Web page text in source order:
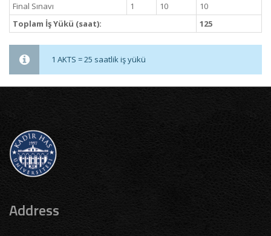
Final Sınavı 1 10
10
Toplam İş Yükü (saat):
125
1 AKTS = 25 saatlik iş yükü
Address